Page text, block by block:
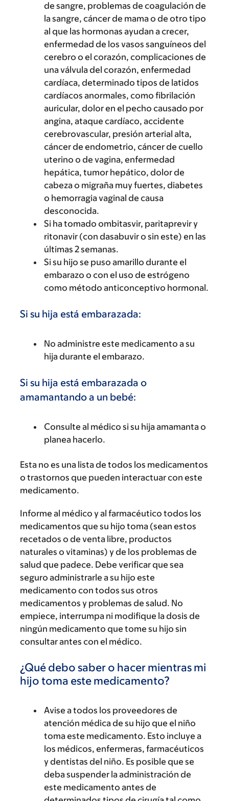
de sangre, problemas de coagulación de
la sangre, cáncer de mama o de otro tipo
al que las hormonas ayudan a crecer,
enfermedad de los vasos sanguíneos del
cerebro o el corazón, complicaciones de
una válvula del corazón, enfermedad
cardíaca, determinado tipos de latidos
cardíacos anormales, como fibrilación
auricular, dolor en el pecho causado por
angina, ataque cardíaco, accidente
cerebrovascular, presión arterial alta,
cáncer de endometrio, cáncer de cuello
uterino o de vagina, enfermedad
hepática, tumor hepático, dolor de
cabeza o migraña muy fuertes, diabetes
o hemorragia vaginal de causa
desconocida.
Si ha tomado ombitasvir, paritaprevir y
ritonavir (con dasabuvir o sin este) en las
últimas 2 semanas.
Si su hijo se puso amarillo durante el
embarazo o con el uso de estrógeno
como método anticonceptivo hormonal.
Si su hija está embarazada:
No administre este medicamento a su
hija durante el embarazo.
Si su hija está embarazada o
amamantando a un bebé:
Consulte al médico si su hija amamanta o
planea hacerlo.
Esta no es una lista de todos los medicamentos
o trastornos que pueden interactuar con este
medicamento.
Informe al médico y al farmacéutico todos los
medicamentos que su hijo toma (sean estos
recetados o de venta libre, productos
naturales o vitaminas) y de los problemas de
salud que padece. Debe verificar que sea
seguro administrarle a su hijo este
medicamento con todos sus otros
medicamentos y problemas de salud. No
empiece, interrumpa ni modifique la dosis de
ningún medicamento que tome su hijo sin
consultar antes con el médico.
¿Qué debo saber o hacer mientras mi
hijo toma este medicamento?
Avise a todos los proveedores de
atención médica de su hijo que el niño
toma este medicamento. Esto incluye a
los médicos, enfermeras, farmacéuticos
y dentistas del niño. Es posible que se
deba suspender la administración de
este medicamento antes de